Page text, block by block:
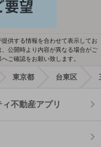
供する情報を合わせて表示してお
公開時より内容が異なる場合がご
ご確認をお願い致します。
東京都 台東区
ィ不動産アプリ